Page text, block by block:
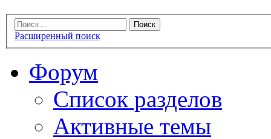
Расширенный поиск
Форум
Список разделов
Активные темы